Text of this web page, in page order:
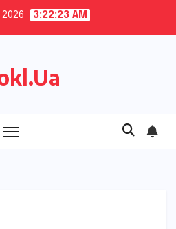
2026 3:22:24 AM